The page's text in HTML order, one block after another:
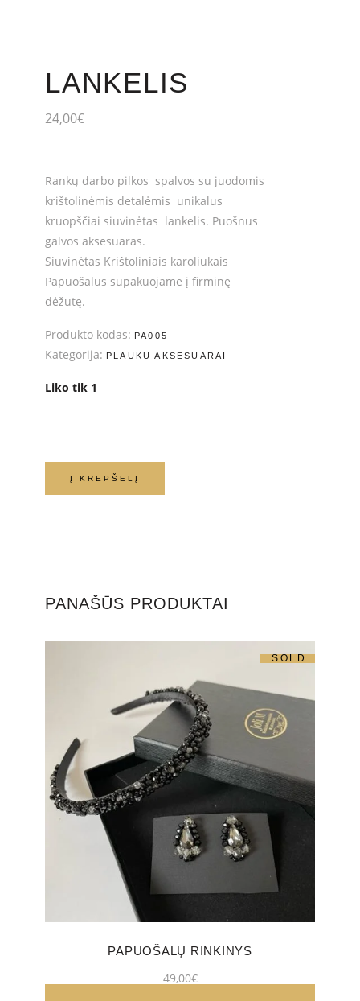
LANKELIS
24,00€
Rankų darbo pilkos spalvos su juodomis
krištolinėmis detalėmis unikalus
kruopščiai siuvinėtas lankelis. Puošnus
galvos aksesuaras.
Siuvinėtas Krištoliniais karoliukais
Papuošalus supakuojame į firminę
dėžutę.
Produkto kodas: PA005
Kategorija: PLAUKU AKSESUARAI
Liko tik 1
Į KREPŠELĮ
PANAŠŪS PRODUKTAI
SOLD
PAPUOŠALŲ RINKINYS
49,00€